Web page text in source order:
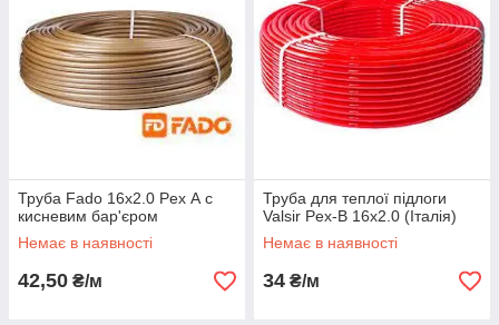
Труба Fado 16х2.0 Pex А c
кисневим бар'єром
Немає в наявності
42,50 ₴/м
Труба для теплої підлоги
Valsir Pex-B 16х2.0 (Італія)
Немає в наявності
34 ₴/м